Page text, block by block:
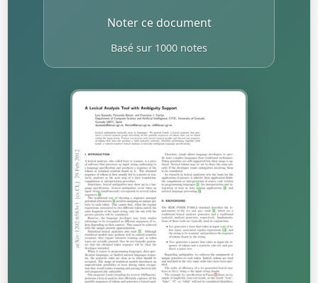
Noter ce document
Basé sur 1000 notes